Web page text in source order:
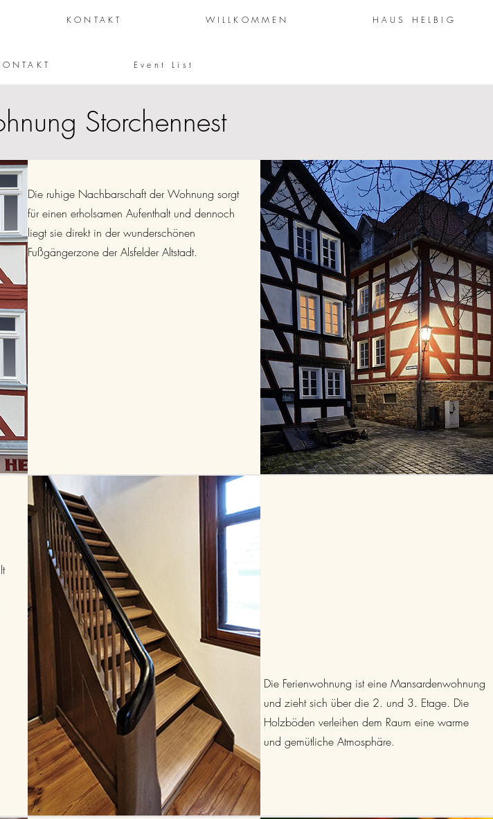
KONTAKT WILLKOMMEN HAUS HELBIG
Event List
Storchennest
Die ruhige Nachbarschaft der Wohnung sorgt
für einen erholsamen Aufenthalt und dennoch
liegt sie direkt in der wunderschönen
Fußgängerzone der Alsfelder Altstadt.
Die Ferienwohnung ist eine Mansardenwohnung
und zieht sich über die 2. und 3. Etage. Die
Holzböden verleihen dem Raum eine warme
und gemütliche Atmosphäre.